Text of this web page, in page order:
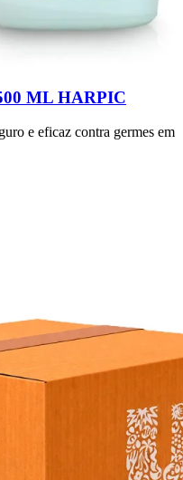
ML HARPIC
e eficaz contra germes em